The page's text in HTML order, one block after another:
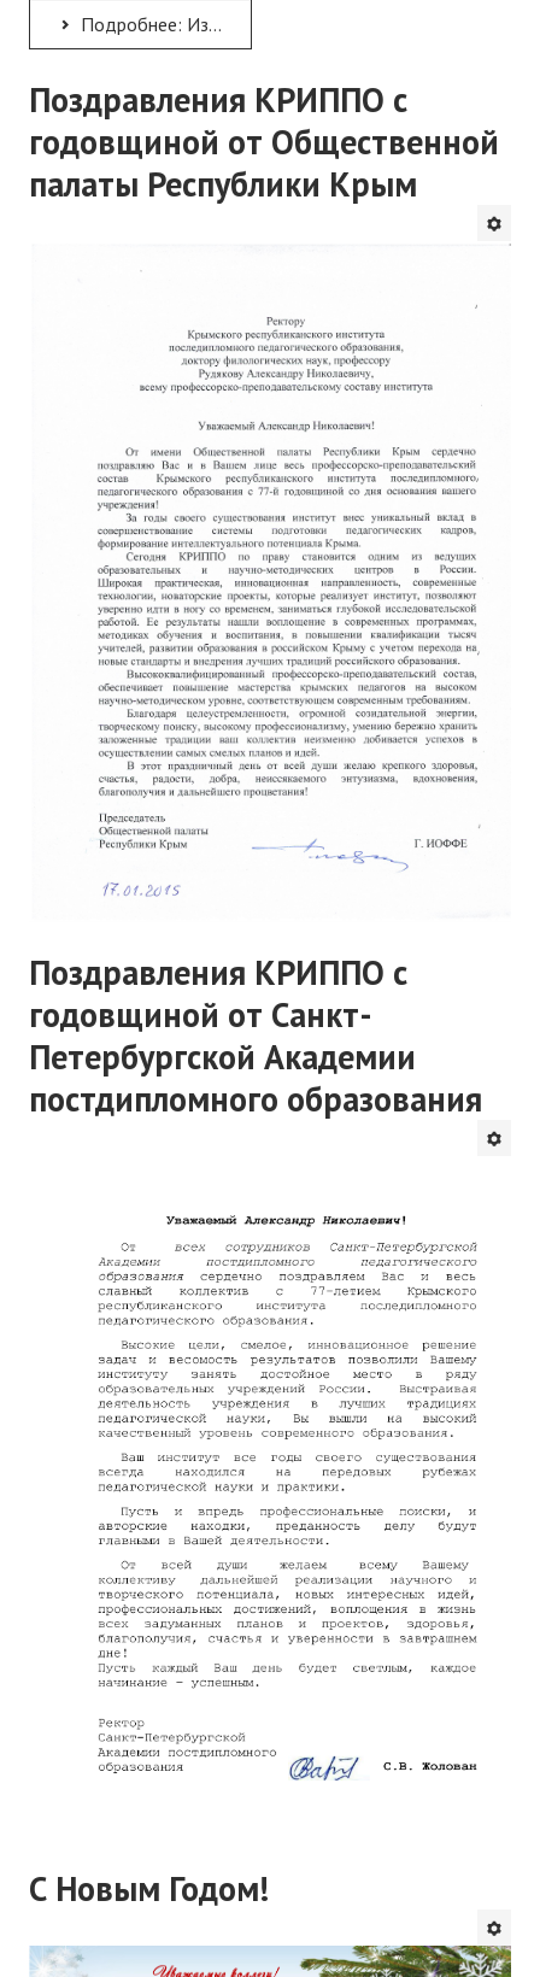
Подробнее: Из истории института
Поздравления КРИППО с
годовщиной от Общественной
палаты Республики Крым
Поздравления КРИППО с
годовщиной от Санкт-
Петербургской Академии
постдипломного образования
С Новым Годом!